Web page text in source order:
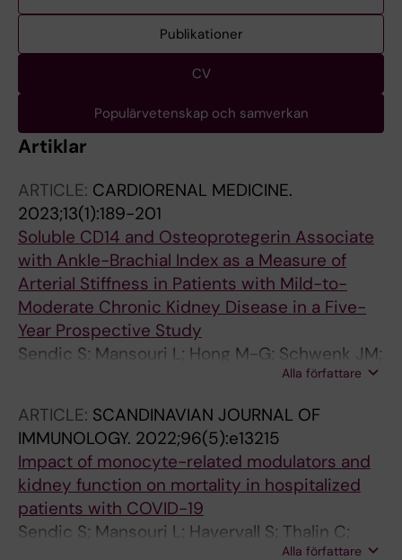
Publikationer
CV
Populärvetenskap och samverkan
Artiklar
ARTICLE: CARDIORENAL MEDICINE.
2023;13(1):189-201
Soluble CD14 and Osteoprotegerin Associate
with Ankle-Brachial Index as a Measure of
Arterial Stiffness in Patients with Mild-to-
Moderate Chronic Kidney Disease in a Five-
Year Prospective Study
Sendic S; Mansouri L; Hong M-G; Schwenk JM;
Eriksson MJ; Hylander B; Lundahl J; Jacobson
Alla författare
ARTICLE: SCANDINAVIAN JOURNAL OF
IMMUNOLOGY. 2022;96(5):e13215
Impact of monocyte-related modulators and
kidney function on mortality in hospitalized
patients with COVID-19
Sendic S; Mansouri L; Havervall S; Thalin C;
Alla författare